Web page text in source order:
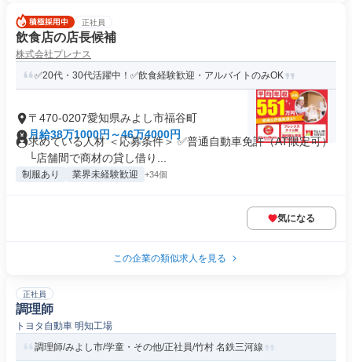
正社員
飲食店の店長候補
株式会社プレナス
✅20代・30代活躍中！✅飲食経験歓迎・アルバイトのみOK
〒470-0207愛知県みよし市福谷町
月給38万1000円～46万4000円
求めている人材 ＜応募条件＞ ✅普通自動車免許（AT限定可）
└店舗間で商材の貸し借り...
制服あり 業界未経験歓迎 +34個
気になる
この企業の類似求人を見る
正社員
調理師
トヨタ自動車 明知工場
調理師/みよし市/学童・その他/正社員/竹村 名鉄三河線